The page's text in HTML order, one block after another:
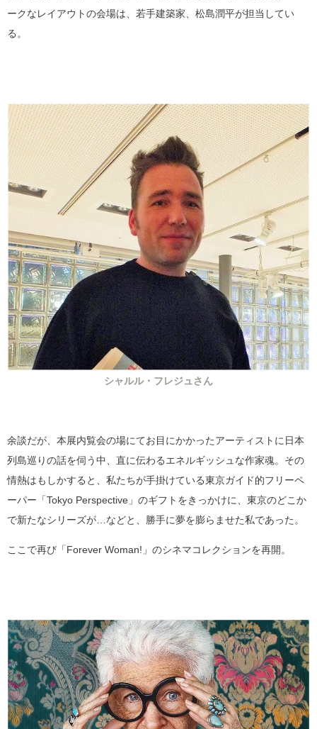
ークなレイアウトの会場は、若手建築家、松島潤平が担当してい
る。
シャルル・フレジュさん
余談だが、本展内覧会の場にてお目にかかったアーティストに日本
列島巡りの話を伺う中、直に伝わるエネルギッシュな作家魂。その
情熱はもしかすると、私たちが手掛けている東京ガイド的フリーペ
ーパー「Tokyo Perspective」のギフトをきっかけに、東京のどこか
で新たなシリーズが…などと、勝手に夢を膨らませた私であった。
ここで再び「Forever Woman!」のシネマコレクションを再開。